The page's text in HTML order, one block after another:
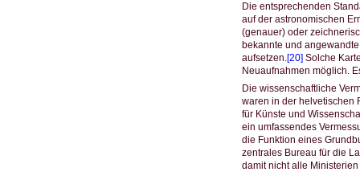
Die entsprechenden
auf der astronomischen
(genauer) oder
bekannte und
aufsetzen.[20] Solche
Neuaufnahmen möglich.
Die wissenschaftliche
waren in der helvetischen
für Künste und
ein umfassendes
die Funktion eines
zentrales Bureau für die
damit nicht alle